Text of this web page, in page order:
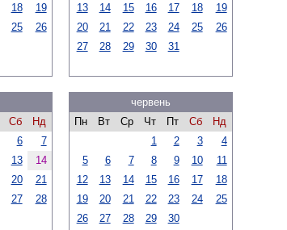
18
19
25
26
13
14 15 16 17 18
19
20
21 22 23 24 25
26
27
28 29 30 31
Сб
Нд
6
7
13
14
20
21
27
28
червень
Пн
Вт Ср Чт Пт Сб
Нд
1
2 3
4
5
6 7 8 9 10
11
12
13 14 15 16 17
18
19
20 21 22 23 24
25
26
27 28 29 30